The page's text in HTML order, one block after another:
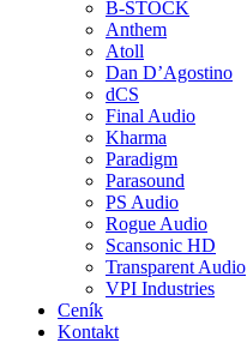
B-STOCK
Anthem
Atoll
Dan D’Agostino
dCS
Final Audio
Kharma
Paradigm
Parasound
PS Audio
Rogue Audio
Scansonic HD
Transparent Audio
VPI Industries
Ceník
Kontakt